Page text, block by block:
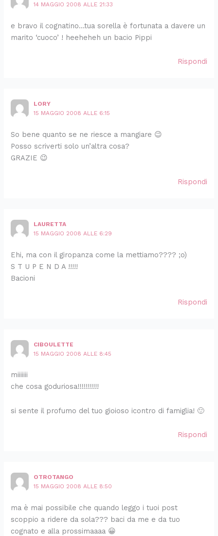
14 MAGGIO 2008 ALLE 21:33
e bravo il cognatino…tua sorella è fortunata a davere un
marito ‘cuoco’ ! heeheheh un bacio Pippi
Rispondi
LORY
15 MAGGIO 2008 ALLE 6:15
So bene quanto se ne riesce a mangiare 😉
Posso scriverti solo un’altra cosa?
GRAZIE 😉
Rispondi
LAURETTA
15 MAGGIO 2008 ALLE 6:29
Ehi, ma con il giropanza come la mettiamo???? ;o)
S T U P E N D A !!!!!
Bacioni
Rispondi
CIBOULETTE
15 MAGGIO 2008 ALLE 8:45
miiiiiii
che cosa goduriosa!!!!!!!!!!!
si sente il profumo del tuo gioioso icontro di famiglia! 🙂
Rispondi
OTROTANGO
15 MAGGIO 2008 ALLE 8:50
ma è mai possibile che quando leggo i tuoi post
scoppio a ridere da sola??? baci da me e da tuo
cognato e alla prossimaaaa 😀